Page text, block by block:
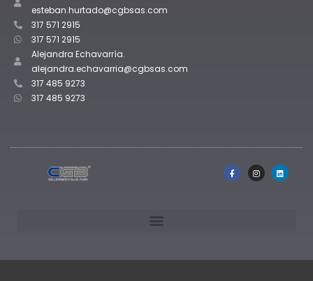
esteban.hurtado@cgbsas.com
317 571 2915
317 571 2915
Alejandra Echavarría.
alejandra.echavarria@cgbsas.com
317 485 9273
317 485 9273